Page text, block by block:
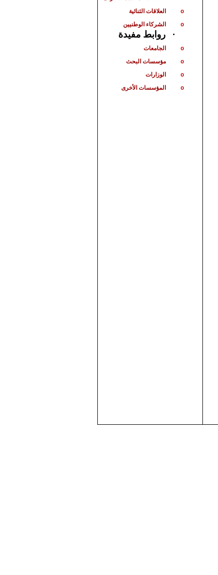
o العلاقات الثنائية
o الشركاء الوطنيين
· روابط مفيدة
o الجامعات
o مؤسسات البحث
o الوزارات
o المؤسسات الأخرى